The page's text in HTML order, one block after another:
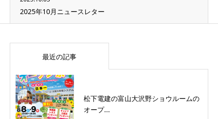
2025年10月ニュースレター
最近の記事
松下電建の富山大沢野ショウルームの
オープ...